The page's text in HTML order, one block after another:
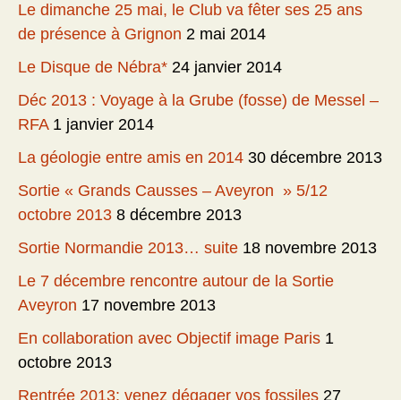
Le dimanche 25 mai, le Club va fêter ses 25 ans
de présence à Grignon 2 mai 2014
Le Disque de Nébra* 24 janvier 2014
Déc 2013 : Voyage à la Grube (fosse) de Messel –
RFA 1 janvier 2014
La géologie entre amis en 2014 30 décembre 2013
Sortie « Grands Causses – Aveyron » 5/12
octobre 2013 8 décembre 2013
Sortie Normandie 2013… suite 18 novembre 2013
Le 7 décembre rencontre autour de la Sortie
Aveyron 17 novembre 2013
En collaboration avec Objectif image Paris 1
octobre 2013
Rentrée 2013: venez dégager vos fossiles 27